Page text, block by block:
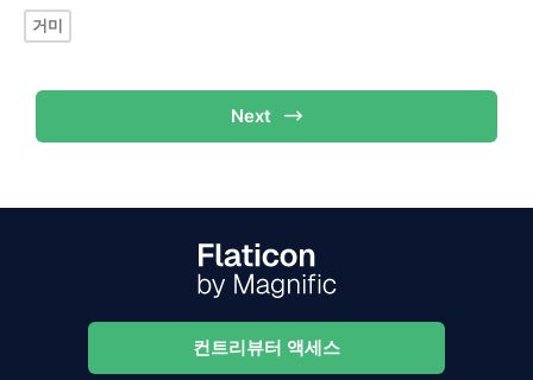
거미
Next
컨트리뷰터 액세스